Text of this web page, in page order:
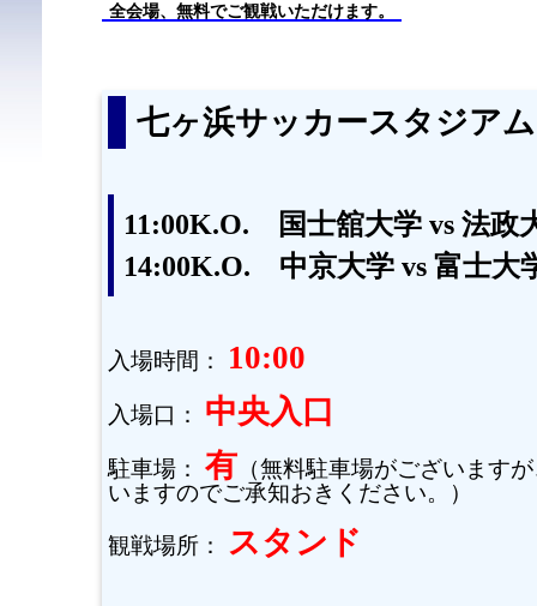
全会場、無料でご観戦いただけます。
七ヶ浜サッカースタジアム
11:00K.O. 国士舘大学 vs 法政
14:00K.O. 中京大学 vs 富士大
入場時間： 10:00
入場口： 中央入口
駐車場： 有 （無料駐車場がございます
いますのでご承知おきください。）
観戦場所： スタンド